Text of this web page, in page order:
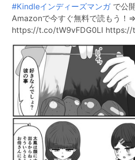
#Kindleインディーズマンガで公
Amazonで今すぐ無料で読もう！⇒
https://t.co/tW9vFDG0LI https://